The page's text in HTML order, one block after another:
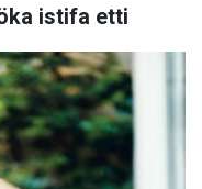
istifa etti